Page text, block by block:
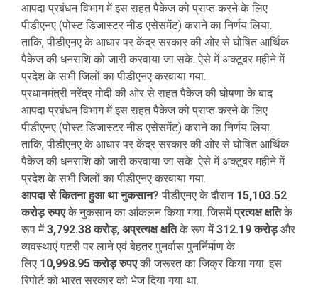
आपदा प्रबंधन विभाग में इस राहत पैकेज को प्राप्त करने के लिए
पीडीएनए (पोस्ट डिजास्टर नीड एसेसमेंट) कराने का निर्णय लिया.
ताकि, पीडीएनए के आधार पर केंद्र सरकार की ओर से घोषित आर्थिक
पैकेज की धनराशि को जारी करवाया जा सके. ऐसे में अक्टूबर महीने में
प्रदेश के सभी जिलों का पीडीएनए करवाया गया.
प्रधानमंत्री नरेंद्र मोदी की ओर से राहत पैकेज की घोषणा के बाद
आपदा प्रबंधन विभाग में इस राहत पैकेज को प्राप्त करने के लिए
पीडीएनए (पोस्ट डिजास्टर नीड एसेसमेंट) कराने का निर्णय लिया.
ताकि, पीडीएनए के आधार पर केंद्र सरकार की ओर से घोषित आर्थिक
पैकेज की धनराशि को जारी करवाया जा सके. ऐसे में अक्टूबर महीने में
प्रदेश के सभी जिलों का पीडीएनए करवाया गया.
आपदा से कितना हुआ था नुकसान? पीडीएनए के दौरान 15,103.52
करोड़ रुपएके नुकसान का आंकलन किया गया. जिसमेंप्रत्यक्ष क्षतिके
रूप में3,792.38 करोड़, अप्रत्यक्ष क्षतिके रूप में312.19 करोड़और
व्यवस्थाएं पटरी पर लाने एवं बेहतर पुनर्वास पुनर्निर्माण के
लिए 10,998.95 करोड़ रुपएकी जरूरत का जिक्र किया गया. इस
रिपोर्ट को भारत सरकार को भेज दिया गया था.